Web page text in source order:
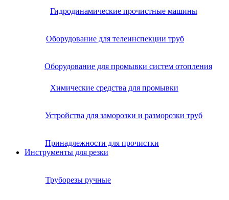
Гидродинамические прочистные машины
Оборудование для телеинспекции труб
Оборудование для промывки систем отопления
Химические средства для промывки
Устройства для заморозки и разморозки труб
Принадлежности для прочистки
Инструменты для резки
Труборезы ручные